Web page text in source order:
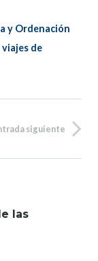
y Ordenación
viajes de
siguiente
las